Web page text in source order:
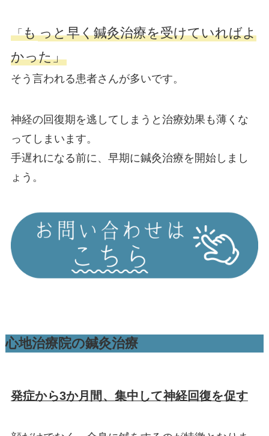
「もっと早く鍼灸治療を受けていればよ
かった」
そう言われる患者さんが多いです。
神経の回復期を逃してしまうと治療効果も薄くな
ってしまいます。
手遅れになる前に、早期に鍼灸治療を開始しまし
ょう。
心地治療院の鍼灸治療
発症から3か月間、集中して神経回復を促す